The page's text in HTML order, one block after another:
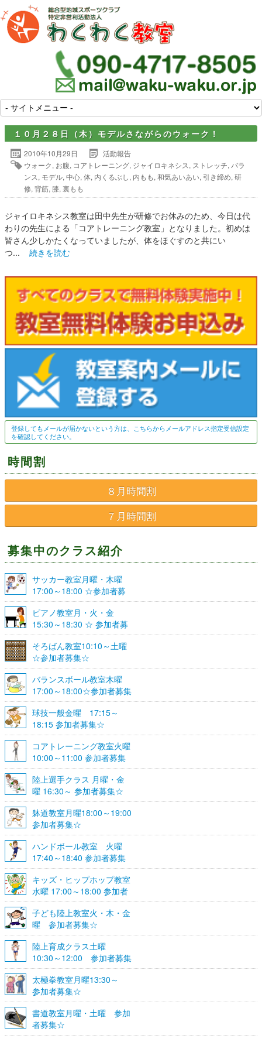
１０月２８日（木）モデルさながらのウォーク！
2010年10月29日
活動報告
ウォーク, お腹, コアトレーニング, ジャイロキネシス, ストレッチ, バラ
ンス, モデル, 中心, 体, 内くるぶし, 内もも, 和気あいあい, 引き締め, 研
修, 背筋, 膝, 裏もも
ジャイロキネシス教室は田中先生が研修でお休みのため、今日は代
わりの先生による「コアトレーニング教室」となりました。初めは
皆さん少しかたくなっていましたが、体をほぐすのと共にい
つ... 続きを読む
登録してもメールが届かないという方は、こちらからメールアドレス指定受信設定
を確認してください。
時間割
８月時間割
７月時間割
募集中のクラス紹介
サッカー教室月曜・木曜
17:00～18:00 ☆参加者募
集☆
ピアノ教室月・火・金
15:30～18:30 ☆ 参加者募
集☆
そろばん教室10:10～土曜
☆参加者募集☆
バランスボール教室木曜
17:00～18:00☆参加者募集
☆
球技一般金曜 17:15～
18:15 参加者募集☆
コアトレーニング教室火曜
10:00～11:00 参加者募集
陸上選手クラス 月曜・金
曜 16:30～ 参加者募集☆
躰道教室月曜18:00～19:00
参加者募集☆
ハンドボール教室 火曜
17:40～18:40 参加者募集
☆
キッズ・ヒップホップ教室
水曜 17:00～18:00 参加者
募集☆
子ども陸上教室火・木・金
曜 参加者募集☆
陸上育成クラス土曜
10:30～12:00 参加者募集
☆
太極拳教室月曜13:30～
参加者募集☆
書道教室月曜・土曜 参加
者募集☆